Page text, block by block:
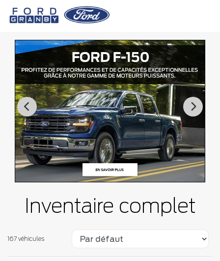
Inventaire complet
167 véhicules